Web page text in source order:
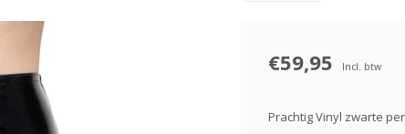
€59,95 Incl. btw
Prachtig Vinyl zwarte